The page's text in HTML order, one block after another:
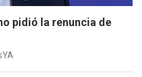
pidió la renuncia de